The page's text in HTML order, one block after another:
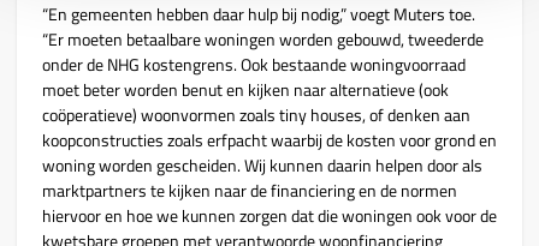
“En gemeenten hebben daar hulp bij nodig,” voegt Muters toe.
“Er moeten betaalbare woningen worden gebouwd, tweederde
onder de NHG kostengrens. Ook bestaande woningvoorraad
moet beter worden benut en kijken naar alternatieve (ook
coöperatieve) woonvormen zoals tiny houses, of denken aan
koopconstructies zoals erfpacht waarbij de kosten voor grond en
woning worden gescheiden. Wij kunnen daarin helpen door als
marktpartners te kijken naar de financiering en de normen
hiervoor en hoe we kunnen zorgen dat die woningen ook voor de